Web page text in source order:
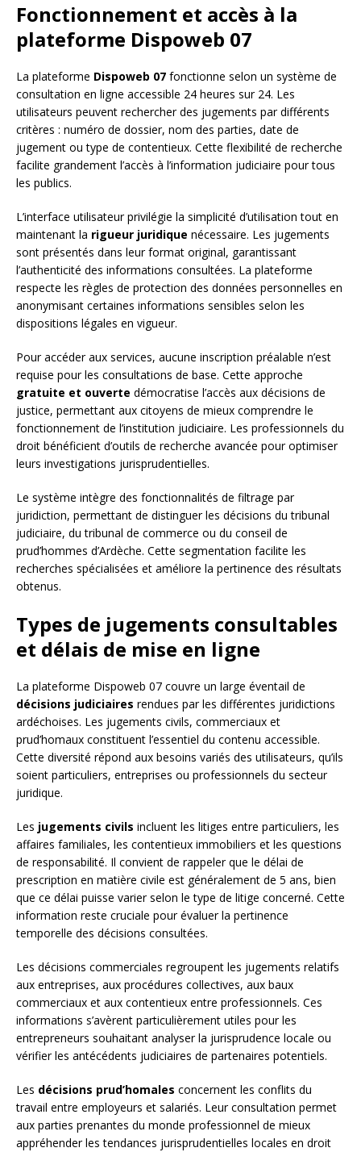
Fonctionnement et accès à la
plateforme Dispoweb 07
La plateforme Dispoweb 07 fonctionne selon un système de
consultation en ligne accessible 24 heures sur 24. Les
utilisateurs peuvent rechercher des jugements par différents
critères : numéro de dossier, nom des parties, date de
jugement ou type de contentieux. Cette flexibilité de recherche
facilite grandement l’accès à l’information judiciaire pour tous
les publics.
L’interface utilisateur privilégie la simplicité d’utilisation tout en
maintenant la rigueur juridique nécessaire. Les jugements
sont présentés dans leur format original, garantissant
l’authenticité des informations consultées. La plateforme
respecte les règles de protection des données personnelles en
anonymisant certaines informations sensibles selon les
dispositions légales en vigueur.
Pour accéder aux services, aucune inscription préalable n’est
requise pour les consultations de base. Cette approche
gratuite et ouverte démocratise l’accès aux décisions de
justice, permettant aux citoyens de mieux comprendre le
fonctionnement de l’institution judiciaire. Les professionnels du
droit bénéficient d’outils de recherche avancée pour optimiser
leurs investigations jurisprudentielles.
Le système intègre des fonctionnalités de filtrage par
juridiction, permettant de distinguer les décisions du tribunal
judiciaire, du tribunal de commerce ou du conseil de
prud’hommes d’Ardèche. Cette segmentation facilite les
recherches spécialisées et améliore la pertinence des résultats
obtenus.
Types de jugements consultables
et délais de mise en ligne
La plateforme Dispoweb 07 couvre un large éventail de
décisions judiciaires rendues par les différentes juridictions
ardéchoises. Les jugements civils, commerciaux et
prud’homaux constituent l’essentiel du contenu accessible.
Cette diversité répond aux besoins variés des utilisateurs, qu’ils
soient particuliers, entreprises ou professionnels du secteur
juridique.
Les jugements civils incluent les litiges entre particuliers, les
affaires familiales, les contentieux immobiliers et les questions
de responsabilité. Il convient de rappeler que le délai de
prescription en matière civile est généralement de 5 ans, bien
que ce délai puisse varier selon le type de litige concerné. Cette
information reste cruciale pour évaluer la pertinence
temporelle des décisions consultées.
Les décisions commerciales regroupent les jugements relatifs
aux entreprises, aux procédures collectives, aux baux
commerciaux et aux contentieux entre professionnels. Ces
informations s’avèrent particulièrement utiles pour les
entrepreneurs souhaitant analyser la jurisprudence locale ou
vérifier les antécédents judiciaires de partenaires potentiels.
Les décisions prud’homales concernent les conflits du
travail entre employeurs et salariés. Leur consultation permet
aux parties prenantes du monde professionnel de mieux
appréhender les tendances jurisprudentielles locales en droit